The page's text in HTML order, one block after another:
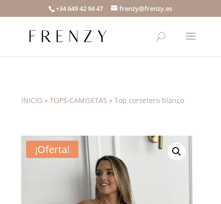
+34 649 42 94 47 frenzy@frenzy.es
INICIO »TOPS-CAMISETAS »Top corsetero blanco
¡Oferta!